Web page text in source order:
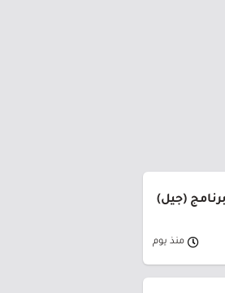
(جيل)
منذ يوم